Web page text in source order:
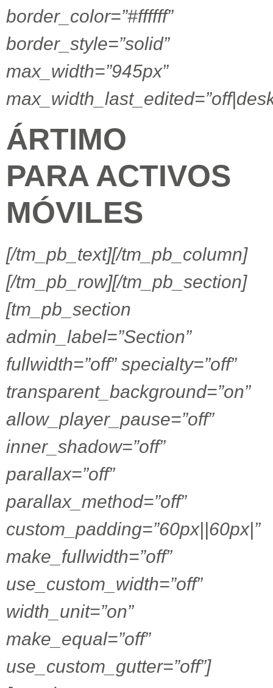
border_color=”#ffffff”
border_style=”solid”
max_width=”945px”
ÁRTIMO
PARA ACTIVOS
MÓVILES
[/tm_pb_text][/tm_pb_column]
[/tm_pb_row][/tm_pb_section]
[tm_pb_section
admin_label=”Section”
fullwidth=”off” specialty=”off”
transparent_background=”on”
allow_player_pause=”off”
inner_shadow=”off”
parallax=”off”
parallax_method=”off”
custom_padding=”60px||60px|”
make_fullwidth=”off”
use_custom_width=”off”
width_unit=”on”
make_equal=”off”
use_custom_gutter=”off”]